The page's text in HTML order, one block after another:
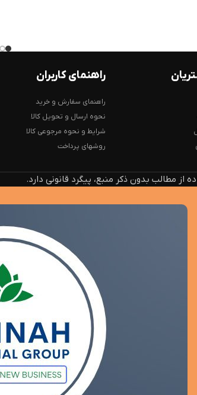
راهنمای کاربران
راهنمای سفارش و خرید
نحوه ارسال و تحویل کالا
شرایط و نحوه مرجوعی کالا
روشهای پرداخت